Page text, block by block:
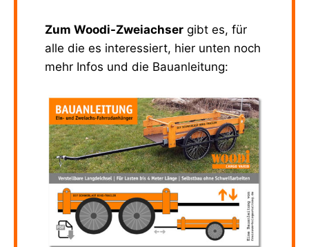
Zum Woodi-Zweiachser gibt es, für
alle die es interessiert, hier unten noch
mehr Infos und die Bauanleitung: